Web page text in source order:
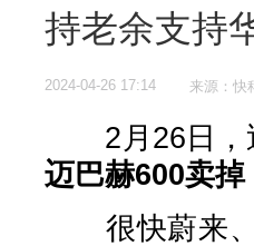
持老余支持
2024-04-26 17:14 来源：快
2月26日，
迈巴赫600卖
很快蔚来、